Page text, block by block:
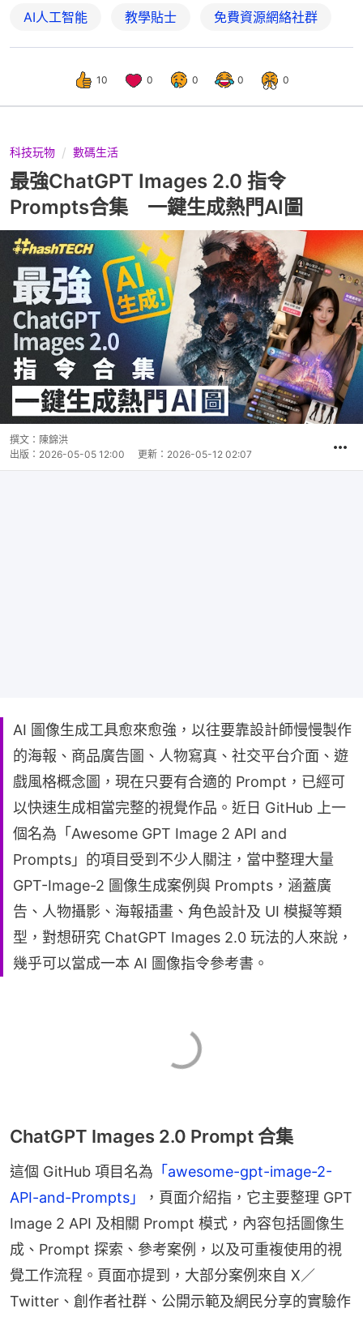
AI人工智能 教學貼士 免費資源網絡社群
10 0 0 0 0
科技玩物 數碼生活
最強ChatGPT Images 2.0 指令
Prompts合集 一鍵生成熱門AI圖
撰文： 陳錦洪
出版： 2026-05-05 12:00 更新： 2026-05-12 02:07
AI 圖像生成工具愈來愈強，以往要靠設計師慢慢製作
的海報、商品廣告圖、人物寫真、社交平台介面、遊
戲風格概念圖，現在只要有合適的 Prompt，已經可
以快速生成相當完整的視覺作品。近日 GitHub 上一
個名為「Awesome GPT Image 2 API and
Prompts」的項目受到不少人關注，當中整理大量
GPT-Image-2 圖像生成案例與 Prompts，涵蓋廣
告、人物攝影、海報插畫、角色設計及 UI 模擬等類
型，對想研究 ChatGPT Images 2.0 玩法的人來說，
幾乎可以當成一本 AI 圖像指令參考書。
ChatGPT Images 2.0 Prompt 合集
這個 GitHub 項目名為 「awesome-gpt-image-2-
API-and-Prompts」
，頁面介紹指，它主要整理 GPT
Image 2 API 及相關 Prompt 模式，內容包括圖像生
成、Prompt 探索、參考案例，以及可重複使用的視
覺工作流程。頁面亦提到，大部分案例來自 X／
Twitter、創作者社群、公開示範及網民分享的實驗作